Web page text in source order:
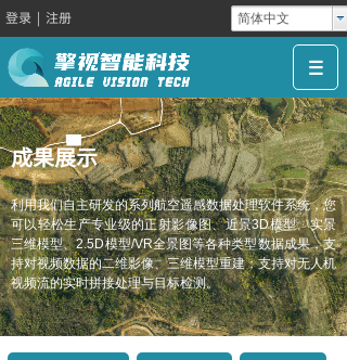
登录 | 注册 简体中文
成果展示
利用我们自主研发的系列航空遥感数据处理软件系统，您
可以轻松生产专业级的正射影像图、近景3D模型、实景
三维模型、2.5D模型/VR全景图等各种类型数据成果，支
持对视频数据的二维影像、三维模型重建；支持对无人机
视频流的实时拼接处理与目标检测。